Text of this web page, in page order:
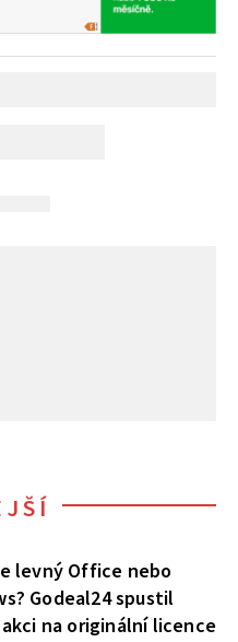
levný Office nebo
Godeal24 spustil
na originální licence